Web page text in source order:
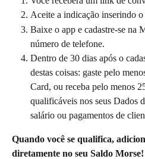
Aceite a indicação inserindo
Baixe o app e cadastre-se na
número de telefone.
Dentro de 30 dias após o
destas coisas: gaste pelo
Card, ou receba pelo menos
qualificáveis nos seus Dados
salário ou pagamentos de
Quando você se qualifica,
diretamente no seu Saldo